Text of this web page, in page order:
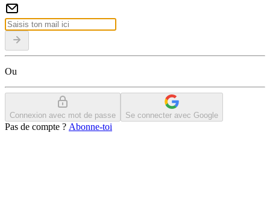
Ou
Connexion avec mot de passe Se connecter avec Google
Pas de compte ? Abonne-toi